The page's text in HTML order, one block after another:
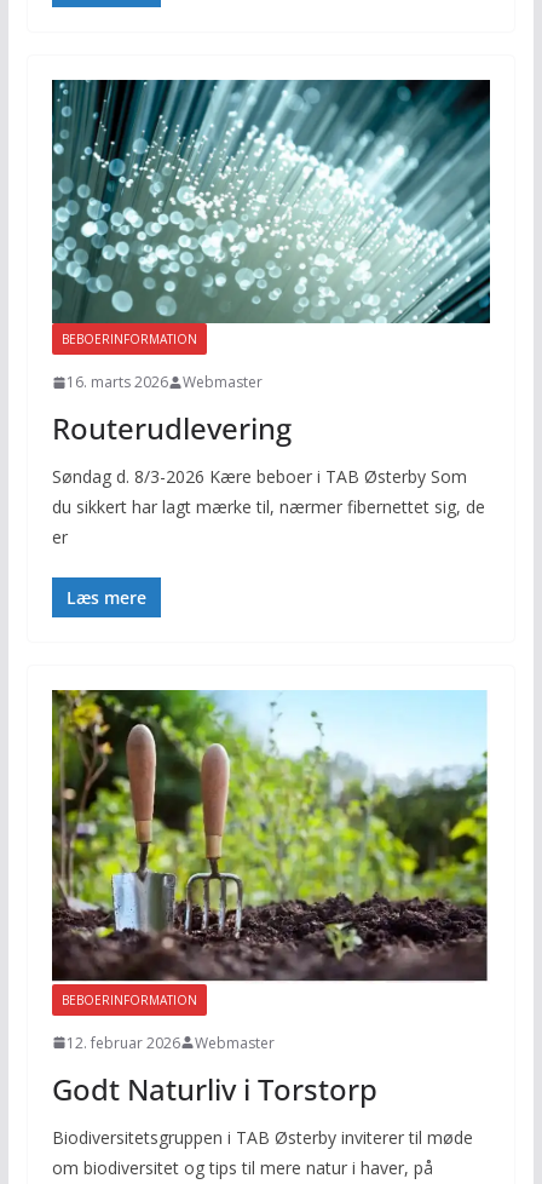
BEBOERINFORMATION
16. marts 2026 Webmaster
Routerudlevering
Søndag d. 8/3-2026 Kære beboer i TAB Østerby Som
du sikkert har lagt mærke til, nærmer fibernettet sig, de
er
Læs mere
BEBOERINFORMATION
12. februar 2026 Webmaster
Godt Naturliv i Torstorp
Biodiversitetsgruppen i TAB Østerby inviterer til møde
om biodiversitet og tips til mere natur i haver, på